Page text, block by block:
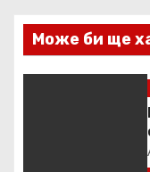
Може би ще